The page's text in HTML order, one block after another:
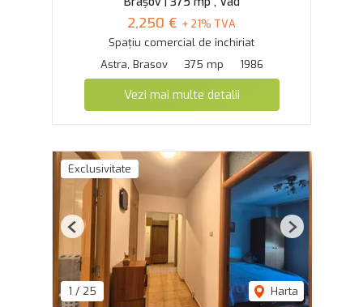
2,250 € + 21% TVA
Spațiu comercial de închiriat
Astra, Brasov
375 mp 1986
Vezi mai multe detalii
Exclusivitate
1 / 25 Harta
Previous Next